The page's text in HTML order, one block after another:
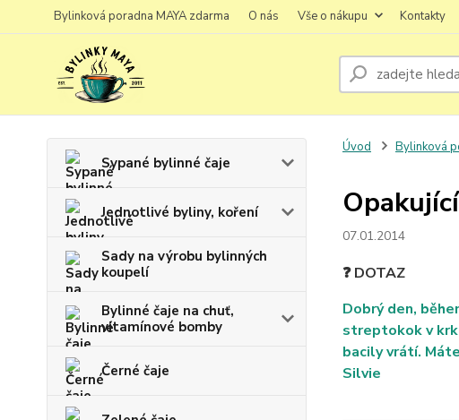
Bylinková poradna MAYA zdarma O nás Vše o nákupu Kontakty
Sypané bylinné čaje
Jednotlivé byliny, koření
Sady na výrobu bylinných
koupelí
Bylinné čaje na chuť,
vitamínové bomby
Černé čaje
Úvod Bylinková
07.01.2014
❓ DOTAZ
Dobrý den,
streptokok v
bacily vrátí.
Silvie